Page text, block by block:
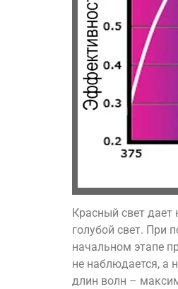
Красный свет дает
голубой свет. При
начальном этапе
не наблюдается, а
длин волн –